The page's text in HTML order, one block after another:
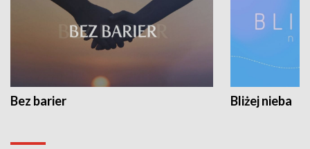
Bez barier Bliżej nieba